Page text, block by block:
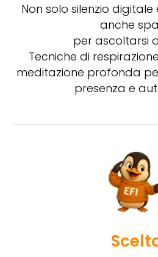
Non solo silenzio
anche
per ascoltarsi
Tecniche di
meditazione profonda
presenza e